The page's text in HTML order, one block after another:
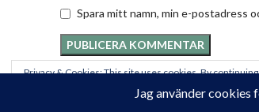
Spara mitt namn, min e-postadress
Privacy & Cookies: This site uses cookies. By
To find out more, including how to control cookies, see